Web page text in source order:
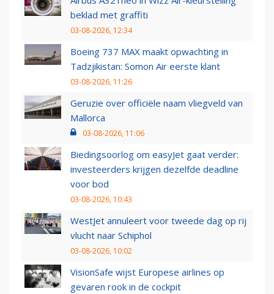
beklad met graffiti
03-08-2026, 12:34
Boeing 737 MAX maakt opwachting in
Tadzjikistan: Somon Air eerste klant
03-08-2026, 11:26
Geruzie over officiële naam vliegveld van
Mallorca
03-08-2026, 11:06
Biedingsoorlog om easyJet gaat verder:
investeerders krijgen dezelfde deadline
voor bod
03-08-2026, 10:43
WestJet annuleert voor tweede dag op rij
vlucht naar Schiphol
03-08-2026, 10:02
VisionSafe wijst Europese airlines op
gevaren rook in de cockpit